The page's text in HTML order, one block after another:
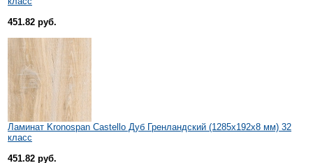
451.82 руб.
Ламинат Kronospan Castello Дуб Гренландский (1285x192x8 мм) 32
класс
451.82 руб.